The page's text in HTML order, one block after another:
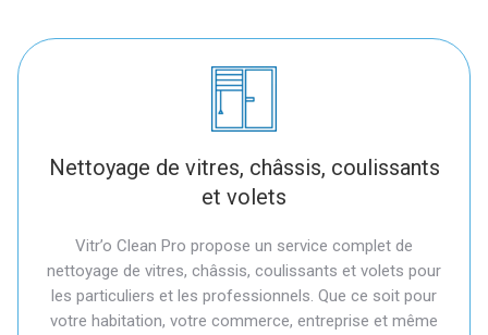
Nettoyage de vitres, châssis, coulissants
et volets
Vitr’o Clean Pro propose un service complet de
nettoyage de vitres, châssis, coulissants et volets pour
les particuliers et les professionnels. Que ce soit pour
votre habitation, votre commerce, entreprise et même